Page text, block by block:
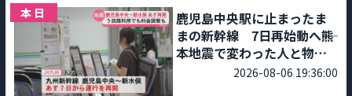
本日
鹿児島中央駅に止まったま
まの新幹線 7日再始動へ――熊
本地震で変わった人と物流
2026-08-06 19:36:00